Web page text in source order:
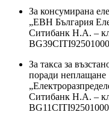
За консумирана
„ЕВН България
Ситибанк Н.А. –
За такса за
поради неплащане
Ситибанк Н.А. –